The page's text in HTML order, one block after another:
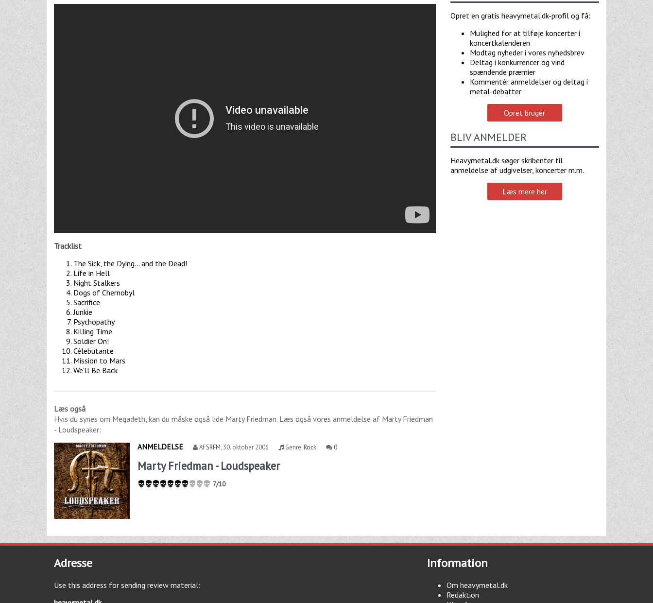
Tracklist
The Sick, the Dying... and the Dead!
Life in Hell
Night Stalkers
Dogs of Chernobyl
Sacrifice
Junkie
Psychopathy
Killing Time
Soldier On!
Célebutante
Mission to Mars
We'll Be Back
Læs også
Hvis du synes om Megadeth , kan du måske også lide Marty Friedman. Læs også vores anmeldelse af Marty Friedman
- Loudspeaker:
ANMELDELSE
AfSRFM, 30. oktober 2006 Genre:Rock 0
Marty Friedman - Loudspeaker
7/10
Opret en gratis heavymetal.dk-profil og få:
Mulighed for at tilføje koncerter i
koncertkalenderen
Modtag nyheder i vores nyhedsbrev
Deltag i konkurrencer og vind
spændende præmier
Kommentér anmeldelser og deltag i
metal-debatter
Opret bruger
BLIV ANMELDER
Heavymetal.dk søger skribenter til
anmeldelse af udgivelser, koncerter m.m.
Læs mere her
Adresse
Use this address for sending review material:
Information
Om heavymetal.dk
Redaktion